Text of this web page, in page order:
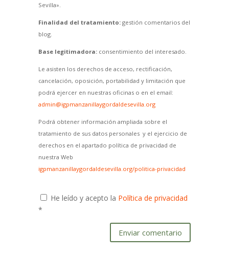
Sevilla».
Finalidad del tratamiento:gestión comentarios del
blog.
Base legitimadora:consentimiento del interesado.
Le asisten los derechos de acceso, rectificación,
cancelación, oposición, portabilidad y limitación que
podrá ejercer en nuestras oficinas o en el email:
admin@igpmanzanillaygordaldesevilla.org
Podrá obtener información ampliada sobre el
tratamiento de sus datos personales y el ejercicio de
derechos en el apartado política de privacidad de
nuestra Web
igpmanzanillaygordaldesevilla.org/politica-privacidad
He leído y acepto la Política de privacidad
*
Enviar comentario